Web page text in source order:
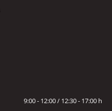
9:00 - 12:00 / 12:30 - 17:00 h